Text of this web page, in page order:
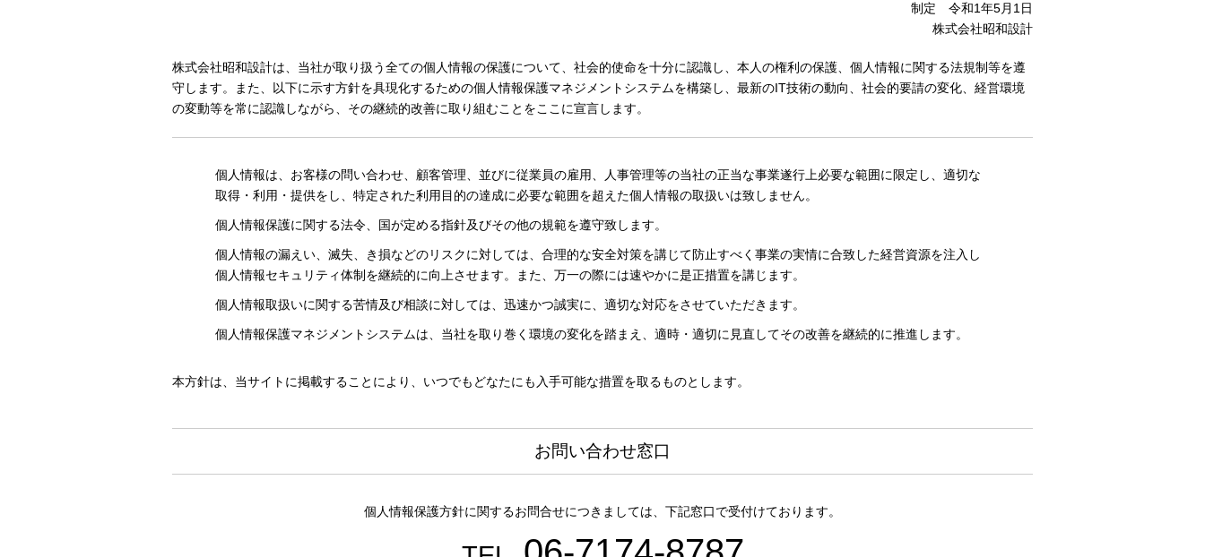
制定 令和1年5月1日
株式会社昭和設計
株式会社昭和設計は、当社が取り扱う全ての個人情報の保護について、社会的使命を十分に認識し、本人の権利の保護、個人情報に関する法規制等を遵
守します。また、以下に示す方針を具現化するための個人情報保護マネジメントシステムを構築し、最新のIT技術の動向、社会的要請の変化、経営環境
の変動等を常に認識しながら、その継続的改善に取り組むことをここに宣言します。
個人情報は、お客様の問い合わせ、顧客管理、並びに従業員の雇用、人事管理等の当社の正当な事業遂行上必要な範囲に限定し、適切な
取得・利用・提供をし、特定された利用目的の達成に必要な範囲を超えた個人情報の取扱いは致しません。
個人情報保護に関する法令、国が定める指針及びその他の規範を遵守致します。
個人情報の漏えい、滅失、き損などのリスクに対しては、合理的な安全対策を講じて防止すべく事業の実情に合致した経営資源を注入し
個人情報セキュリティ体制を継続的に向上させます。また、万一の際には速やかに是正措置を講じます。
個人情報取扱いに関する苦情及び相談に対しては、迅速かつ誠実に、適切な対応をさせていただきます。
個人情報保護マネジメントシステムは、当社を取り巻く環境の変化を踏まえ、適時・適切に見直してその改善を継続的に推進します。
本方針は、当サイトに掲載することにより、いつでもどなたにも入手可能な措置を取るものとします。
お問い合わせ窓口
個人情報保護方針に関するお問合せにつきましては、下記窓口で受付けております。